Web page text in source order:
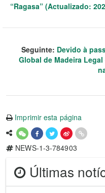
“Ragasa” (Actualizado:
Seguinte: Devido à
Global de Madeira
Imprimir esta página
NEWS-1-3-784903
Últimas